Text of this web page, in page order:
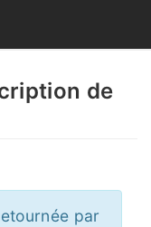
de
par